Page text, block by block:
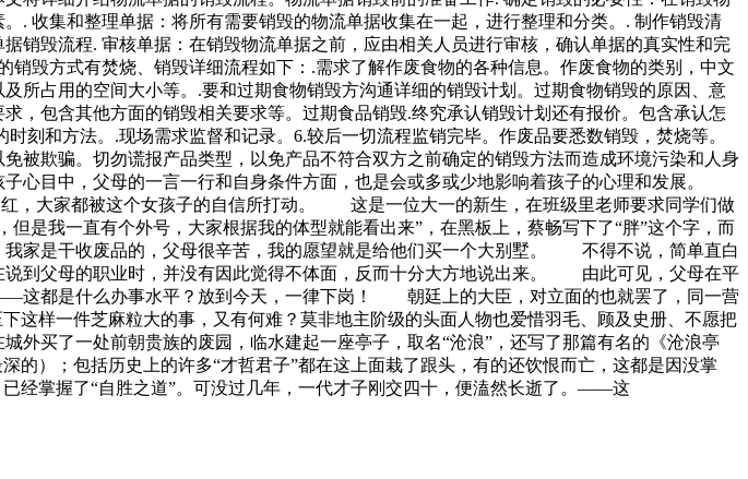
. 收集和整理单据：将所有需要销毁的物流单据收集在一起，进行整理和分类。. 制作销毁清
销毁流程. 审核单据：在销毁物流单据之前，应由相关人员进行审核，确认单据的真实性和完
毁方式有焚烧、销毁详细流程如下：.需求了解作废食物的各种信息。作废食物的类别，中文
所占用的空间大小等。.要和过期食物销毁方沟通详细的销毁计划。过期食物销毁的原因、意
，包含其他方面的销毁相关要求等。过期食品销毁.终究承认销毁计划还有报价。包含承认怎
刻和方法。.现场需求监督和记录。6.较后一切流程监销完毕。作废品要悉数销毁，焚烧等。
被欺骗。切勿谎报产品类型，以免产品不符合双方之前确定的销毁方法而造成环境污染和人身
心目中，父母的一言一行和自身条件方面，也是会或多或少地影响着孩子的心理和发展。
，大家都被这个女孩子的自信所打动。 这是一位大一的新生，在班级里老师要求同学们做
我一直有个外号，大家根据我的体型就能看出来”，在黑板上，蔡畅写下了“胖”这个字，而
家是干收废品的，父母很辛苦，我的愿望就是给他们买一个大别墅。 不得不说，简单直白
说到父母的职业时，并没有因此觉得不体面，反而十分大方地说出来。 由此可见，父母在平
这都是什么办事水平？放到今天，一律下岗！ 朝廷上的大臣，对立面的也就罢了，同一营
样一件芝麻粒大的事，又有何难？莫非地主阶级的头面人物也爱惜羽毛、顾及史册、不愿把
买了一处前朝贵族的废园，临水建起一座亭子，取名“沧浪”，还写了那篇有名的《沧浪亭
）；包括历史上的许多“才哲君子”都在这上面栽了跟头，有的还饮恨而亡，这都是因没掌
掌握了“自胜之道”。可没过几年，一代才子刚交四十，便溘然长逝了。——这